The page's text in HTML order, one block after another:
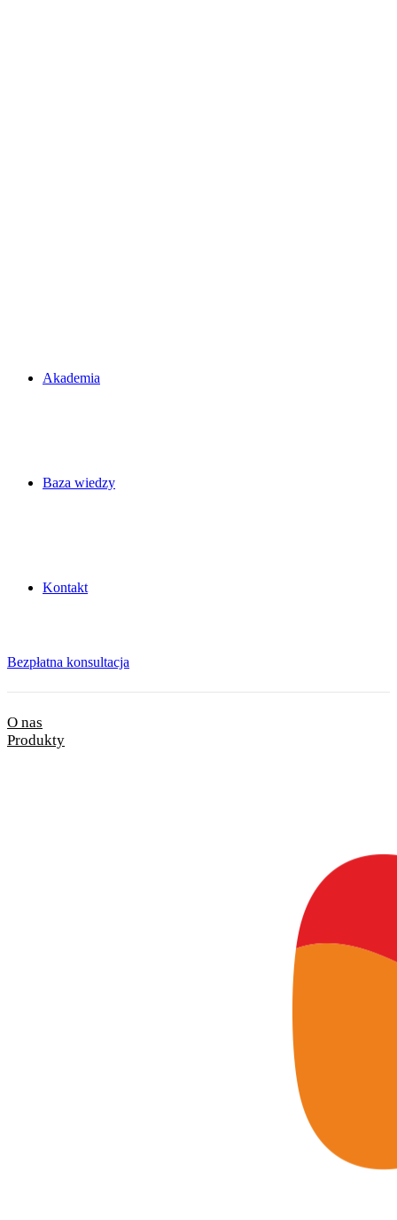
Akademia
Baza wiedzy
Kontakt
Bezpłatna konsultacja
O nas
Produkty